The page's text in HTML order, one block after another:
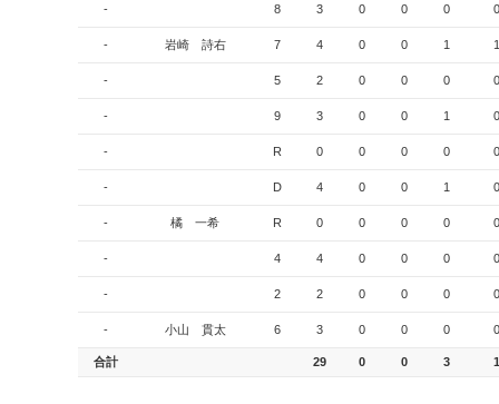
- 8 3 0 0 0 0
- 岩崎 詩右 7 4 0 0 1 1
- 5 2 0 0 0 0
- 9 3 0 0 1 0
- R 0 0 0 0 0
- D 4 0 0 1 0
- 橘 一希 R 0 0 0 0 0
- 4 4 0 0 0 0
- 2 2 0 0 0 0
- 小山 貫太 6 3 0 0 0 0
合計 29 0 0 3 1